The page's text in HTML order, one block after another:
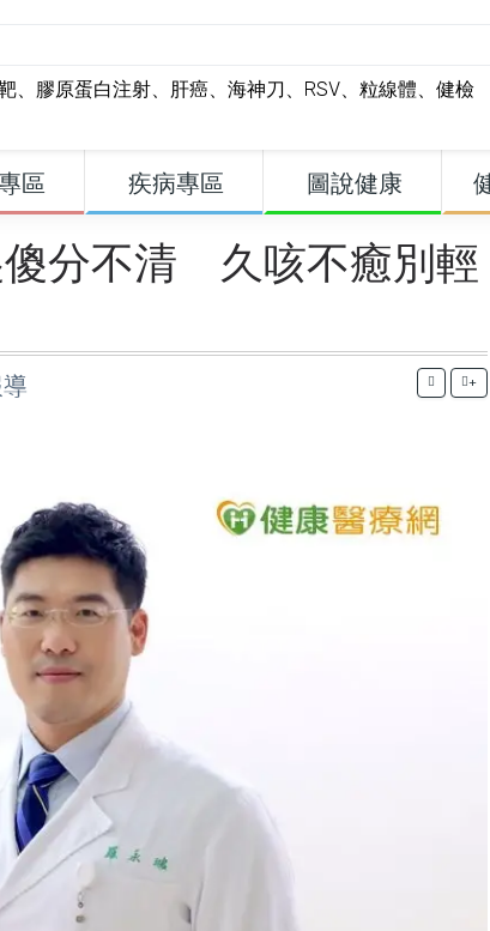
、 膠原蛋白注射、 肝癌、 海神刀 、 RSV、 粒線體、 健檢
區 疾病專區 圖說健康
分不清 久咳不癒別輕
+